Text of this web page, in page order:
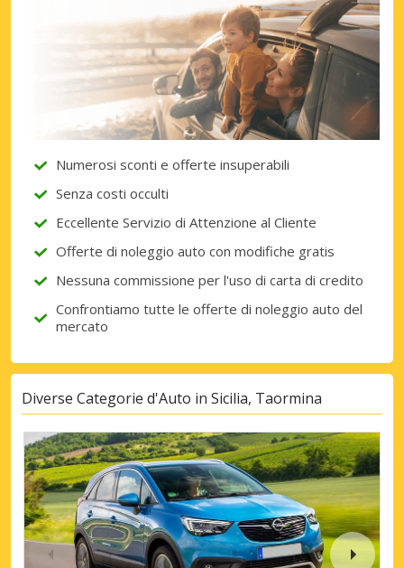
Numerosi sconti e offerte insuperabili
Senza costi occulti
Eccellente Servizio di Attenzione al Cliente
Offerte di noleggio auto con modifiche gratis
Nessuna commissione per l'uso di carta di credito
Confrontiamo tutte le offerte di noleggio auto del
mercato
Diverse Categorie d'Auto in Sicilia, Taormina